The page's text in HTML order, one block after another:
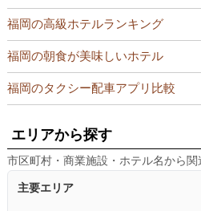
福岡の高級ホテルランキング
福岡の朝食が美味しいホテル
福岡のタクシー配車アプリ比較
エリアから探す
市区町村・商業施設・ホテル名から関
主要エリア